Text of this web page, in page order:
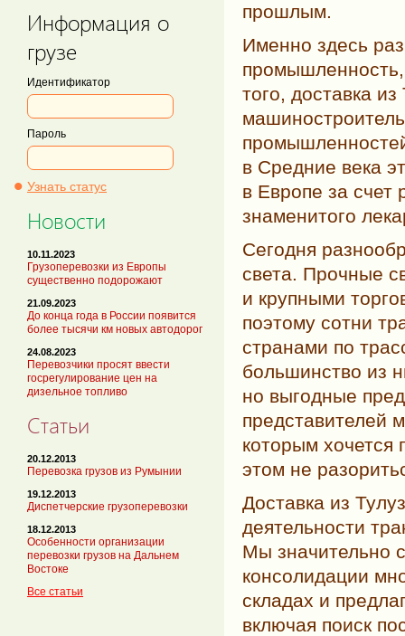
Информация о
грузе
Идентификатор
Пароль
• Узнать статус
Новости
10.11.2023
Грузоперевозки из Европы
существенно подорожают
21.09.2023
До конца года в России появится
более тысячи км новых автодорог
24.08.2023
Перевозчики просят ввести
госрегулирование цен на
дизельное топливо
Статьи
20.12.2013
Перевозка грузов из Румынии
19.12.2013
Диспетчерские грузоперевозки
18.12.2013
Особенности организации
перевозки грузов на Дальнем
Востоке
Все статьи
прошлым.
Именно здесь
того, доставка
в Средние века
в Европе за счет
знаменитого
Сегодня
света. Прочные
и крупными
поэтому сотни
странами по
большинство из
но выгодные
представителей
которым хочется
этом не
Доставка из
деятельности
Мы значительно
консолидации
складах и
включая поиск